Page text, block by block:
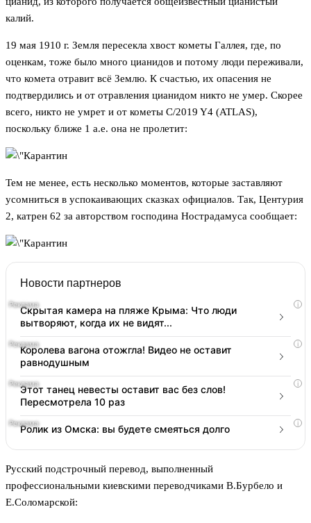
калий.
19 мая 1910 г. Земля пересекла хвост кометы Галлея, где, по
оценкам, тоже было много цианидов и потому люди переживали,
что комета отравит всё Землю. К счастью, их опасения не
подтвердились и от отравления цианидом никто не умер. Скорее
всего, никто не умрет и от кометы C/2019 Y4 (ATLAS),
поскольку ближе 1 а.е. она не пролетит:
Тем не менее, есть несколько моментов, которые заставляют
усомниться в успокаивающих сказках официалов. Так, Центурия
2, катрен 62 за авторством господина Нострадамуса сообщает:
Новости партнеров
i
Скрытая камера на пляже Крыма: Что люди
вытворяют, когда их не видят...
i
Королева вагона отожгла! Видео не оставит
равнодушным
i
Этот танец невесты оставит вас без слов!
Пересмотрела 10 раз
i
Ролик из Омска: вы будете смеяться долго
Русский подстрочный перевод, выполненный
профессиональными киевскими переводчиками В.Бурбело и
Е.Соломарской: